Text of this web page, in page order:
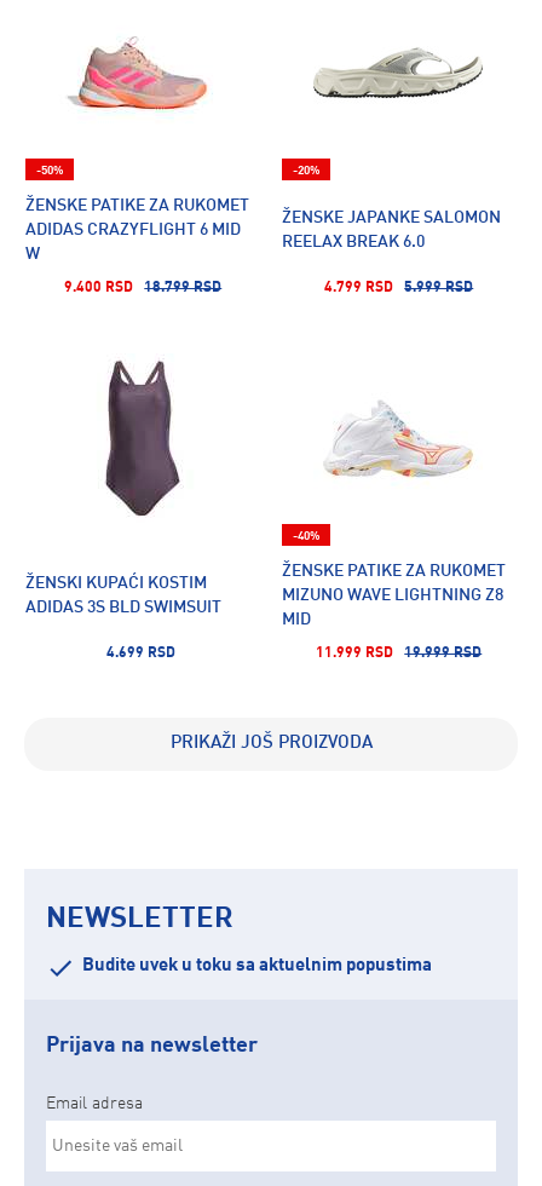
ŽENSKE PATIKE ZA RUKOMET
ADIDAS CRAZYFLIGHT 6 MID
W
9.400 RSD 18.799 RSD
-50%
ŽENSKE JAPANKE SALOMON
REELAX BREAK 6.0
4.799 RSD 5.999 RSD
-20%
ŽENSKI KUPAĆI KOSTIM
ADIDAS 3S BLD SWIMSUIT
4.699 RSD
ŽENSKE PATIKE ZA RUKOMET
MIZUNO WAVE LIGHTNING Z8
MID
11.999 RSD 19.999 RSD
-40%
PRIKAŽI JOŠ PROIZVODA
NEWSLETTER
Budite uvek u toku sa aktuelnim popustima
Prijava na newsletter
Email adresa